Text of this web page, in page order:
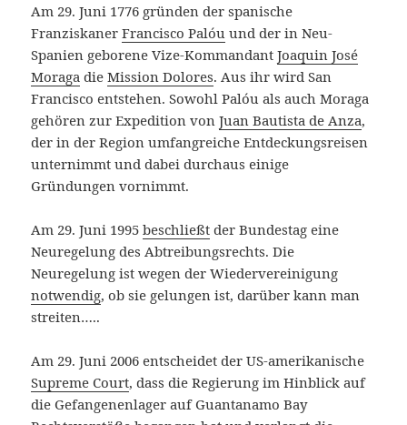
Am 29. Juni 1776 gründen der spanische
FranziskanerFrancisco Palóu und der in Neu-
Spanien geborene Vize-KommandantJoaquin José
Moraga dieMission Dolores. Aus ihr wird San
Francisco entstehen. Sowohl Palóu als auch Moraga
gehören zur Expedition vonJuan Bautista de Anza,
der in der Region umfangreiche Entdeckungsreisen
unternimmt und dabei durchaus einige
Gründungen vornimmt.
Am 29. Juni 1995beschließt der Bundestag eine
Neuregelung des Abtreibungsrechts. Die
Neuregelung ist wegen der Wiedervereinigung
notwendig, ob sie gelungen ist, darüber kann man
streiten…..
Am 29. Juni 2006 entscheidet der US-amerikanische
Supreme Court, dass die Regierung im Hinblick auf
die Gefangenenlager auf Guantanamo Bay